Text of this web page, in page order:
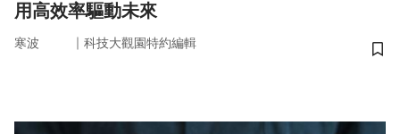
用高效率驅動未來
寒波 ｜ 科技大觀園特約編輯
儲